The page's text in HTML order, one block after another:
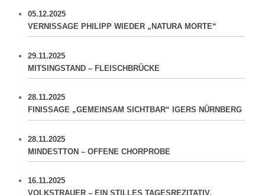
05.12.2025
VERNISSAGE PHILIPP WIEDER „NATURA MORTE“
29.11.2025
MITSINGSTAND – FLEISCHBRÜCKE
28.11.2025
FINISSAGE „GEMEINSAM SICHTBAR“ IGERS NÜRNBERG
28.11.2025
MINDESTTON – OFFENE CHORPROBE
16.11.2025
VOLKSTRAUER – EIN STILLES TAGESREZITATIV.